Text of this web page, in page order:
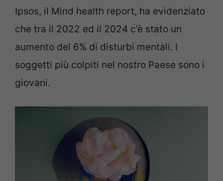
Ipsos, il Mind health report, ha evidenziato
che tra il 2022 ed il 2024 c’è stato un
aumento del 6% di disturbi mentali. I
soggetti più colpiti nel nostro Paese sono i
giovani.